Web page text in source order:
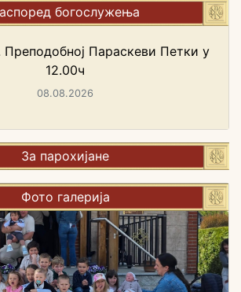
богослужења
Параскеви Петки у
12.00ч
08.08.2026
За парохијане
Фото галерија